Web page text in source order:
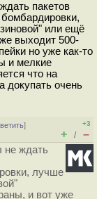
пакетов
или ещё
выходит 500-
но уже как-то
и мелкие
что на
докупать очень
]
+3
+ / –
не ждать
лучше
и вот уже